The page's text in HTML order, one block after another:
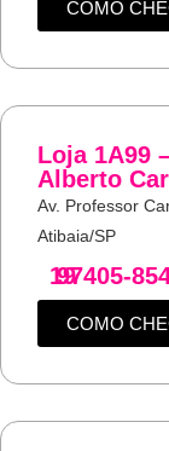
COMO
Loja 1A99
Alberto
Av. Professor
Atibaia/SP
19
97405-
COMO